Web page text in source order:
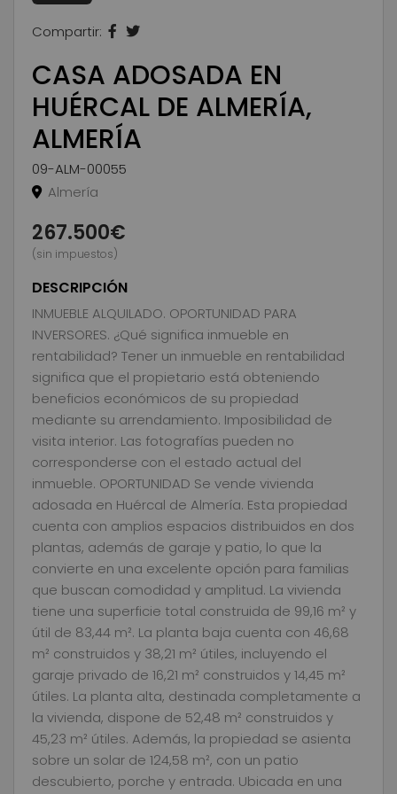
Compartir:
CASA ADOSADA EN
HUÉRCAL DE ALMERÍA,
ALMERÍA
09-ALM-00055
Almería
267.500€
(sin impuestos)
DESCRIPCIÓN
INMUEBLE ALQUILADO. OPORTUNIDAD PARA
INVERSORES. ¿Qué significa inmueble en
rentabilidad? Tener un inmueble en rentabilidad
significa que el propietario está obteniendo
beneficios económicos de su propiedad
mediante su arrendamiento. Imposibilidad de
visita interior. Las fotografías pueden no
corresponderse con el estado actual del
inmueble. OPORTUNIDAD Se vende vivienda
adosada en Huércal de Almería. Esta propiedad
cuenta con amplios espacios distribuidos en dos
plantas, además de garaje y patio, lo que la
convierte en una excelente opción para familias
que buscan comodidad y amplitud. La vivienda
tiene una superficie total construida de 99,16 m² y
útil de 83,44 m². La planta baja cuenta con 46,68
m² construidos y 38,21 m² útiles, incluyendo el
garaje privado de 16,21 m² construidos y 14,45 m²
útiles. La planta alta, destinada completamente a
la vivienda, dispone de 52,48 m² construidos y
45,23 m² útiles. Además, la propiedad se asienta
sobre un solar de 124,58 m², con un patio
descubierto, porche y entrada. Ubicada en una